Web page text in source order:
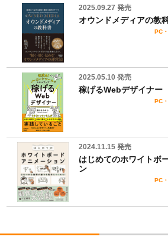
2025.09.27 発売
オウンドメディアの教
PC
2025.05.10 発売
稼げるWebデザイナー
PC
2024.11.15 発売
はじめてのホワイトボ
ン
PC